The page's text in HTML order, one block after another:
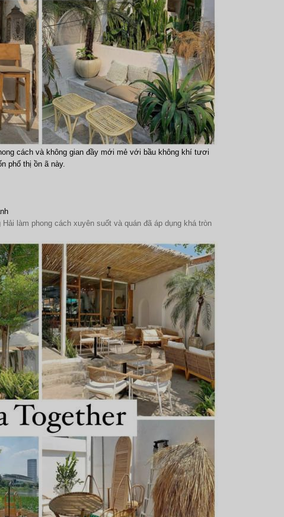
cách và không gian đầy mới mẻ với bầu không khí tươi
phố thị ồn ã này.
làm phong cách xuyên suốt và quán đã áp dụng khá tròn